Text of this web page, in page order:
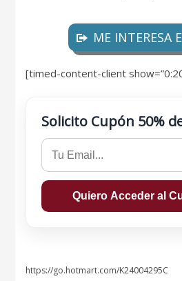
ME INTERESA
[timed-content-client
Solicito Cupón 50%
https://go.hotmart.com/K24004295C